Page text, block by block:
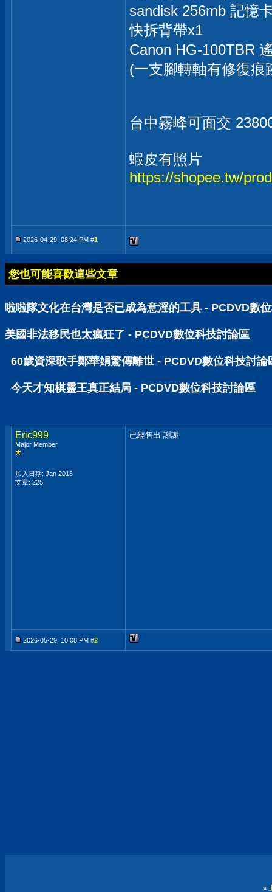
sandisk 256mb 記憶
快拆背帶x1
Canon HG-100TBR
(一支腳轉軸有修復痕
台中霧峰可面交
蝦皮有照片
https://shopee.tw/
2026-04-29, 08:24 PM #1
您也可能喜歡這些文章
啦啦隊文化在台灣是否已成為意淫的工具 - PCDVD數
美國非法移民也太瘋狂了 - PCDVD數位科技討論區
60歲資深歌手鄭華娟驚傳離世 - PCDVD數位科技討論
今天才知棋靈王真正結局 - PCDVD數位科技討論區
Eric999
Major Member
加入日期: Jan 2018
文章: 225
已經售出 謝謝
2026-05-29, 10:08 PM #2
«